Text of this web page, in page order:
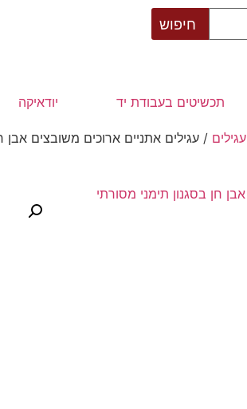
תכשיטים בעבודת יד יודאיקה
עגילים / עגילים אתניים ארוכים משובצים אבן